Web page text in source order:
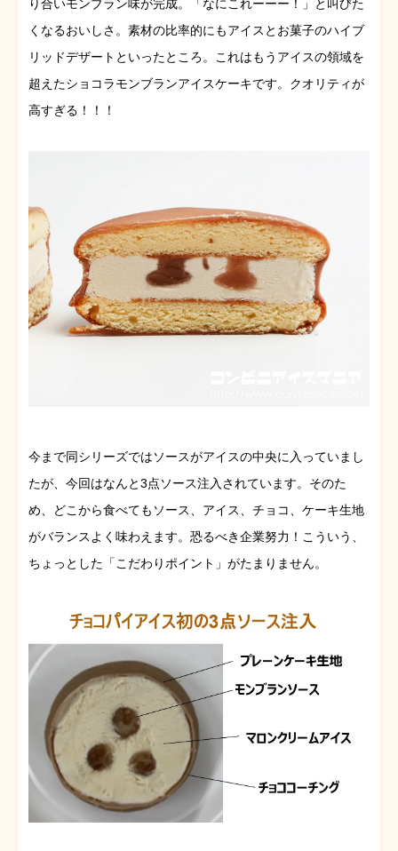
り合いモンブラン味が完成。「なにこれーーー！」と叫びた
くなるおいしさ。素材の比率的にもアイスとお菓子のハイブ
リッドデザートといったところ。これはもうアイスの領域を
超えたショコラモンブランアイスケーキです。クオリティが
高すぎる！！！
今まで同シリーズではソースがアイスの中央に入っていまし
たが、今回はなんと3点ソース注入されています。そのた
め、どこから食べてもソース、アイス、チョコ、ケーキ生地
がバランスよく味わえます。恐るべき企業努力！こういう、
ちょっとした「こだわりポイント」がたまりません。